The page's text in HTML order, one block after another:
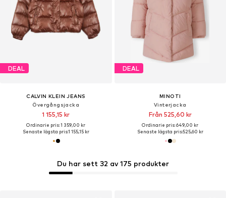
DEAL
CALVIN KLEIN JEANS
Övergångsjacka
1 155,15 kr
Ordinarie pris: 1 359,00 kr
Senaste lägsta pris:1 155,15 kr
DEAL
MINOTI
Vinterjacka
Från 525,60 kr
Ordinarie pris: 649,00 kr
Senaste lägsta pris:525,60 kr
Du har sett 32 av 175 produkter